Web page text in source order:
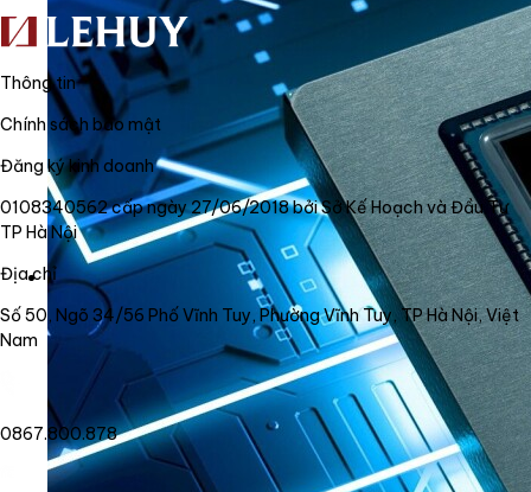
Thông tin
Chính sách bảo mật
Đăng ký kinh doanh
0108340562 cấp ngày 27/06/2018 bởi Sở Kế Hoạch và Đầu Tư
TP Hà Nội
Địa chỉ
Số 50, Ngõ 34/56 Phố Vĩnh Tuy, Phường Vĩnh Tuy, TP Hà Nội, Việt
Nam
0867.800.878